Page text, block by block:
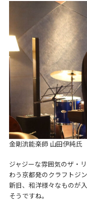
金剛流能楽師 山田伊純氏
ジャジーな雰囲気のザ・
わう京都発のクラフトジン
新旧、和洋様々なものが
そうですね。